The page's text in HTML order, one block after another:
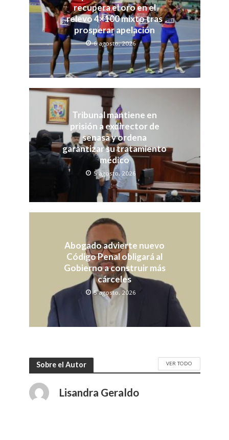
recupera el oro en el
relevo 4×100 mixto tras
prosperar apelación
6 agosto, 2026
Tribunal mantiene en
prisión a exdirector de
senasa y ordena
garantizar su tratamiento
médico
5 agosto, 2026
Abogado advierte nuevo
Código Penal obligará al
Gobierno a construir más
cárceles
5 agosto, 2026
Sobre el Autor VER TODO
Lisandra Geraldo